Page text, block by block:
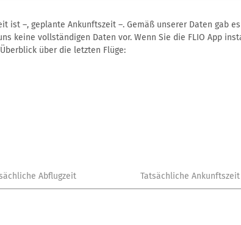
ist –, geplante Ankunftszeit –. Gemäß unserer Daten gab
keine vollständigen Daten vor. Wenn Sie die FLIO App
über die letzten Flüge:
Abflugzeit Tatsächliche Ankunftszeit